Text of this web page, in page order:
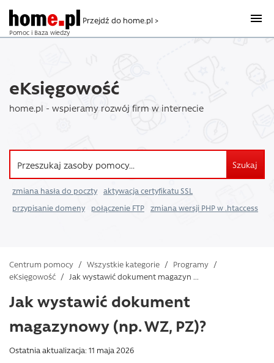
Pomoc i Baza wiedzy
Przejdź do home.pl >
eKsięgowość
home.pl - wspieramy rozwój firm w internecie
Szukaj
zmiana hasła do poczty
aktywacja certyfikatu SSL
przypisanie domeny
połączenie FTP zmiana wersji PHP w .htaccess
Centrum pomocy / Wszystkie kategorie / Programy /
eKsięgowość / Jak wystawić dokument magazyn ...
Jak wystawić dokument
magazynowy (np. WZ, PZ)?
Ostatnia aktualizacja: 11 maja 2026